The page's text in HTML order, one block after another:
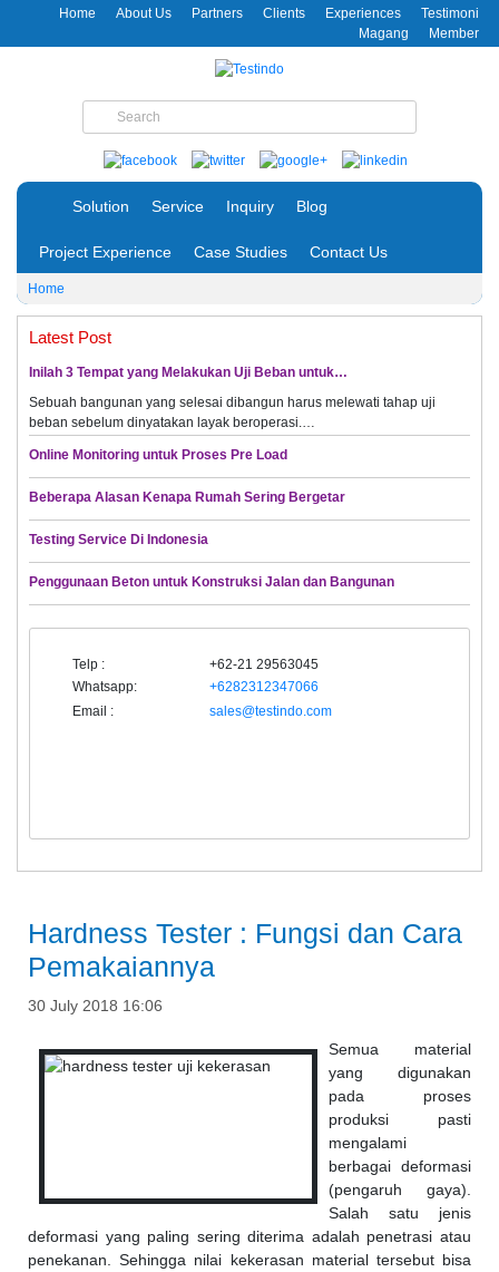
Home About Us Partners Clients Experiences
Testimoni
Magang
Member
Solution Service Inquiry Blog
Project Experience Case Studies Contact Us
Home
Latest Post
Inilah 3 Tempat yang Melakukan Uji Beban untuk…
Sebuah bangunan yang selesai dibangun harus melewati tahap uji
beban sebelum dinyatakan layak beroperasi.…
Online Monitoring untuk Proses Pre Load
Beberapa Alasan Kenapa Rumah Sering Bergetar
Testing Service Di Indonesia
Penggunaan Beton untuk Konstruksi Jalan dan Bangunan
Telp :
+62-21 29563045
Whatsapp:
+6282312347066
Email :
sales@testindo.com
Hardness Tester : Fungsi dan Cara
Pemakaiannya
30 July 2018 16:06
Semua material
yang digunakan
pada proses
produksi pasti
mengalami
berbagai deformasi
(pengaruh gaya).
Salah satu jenis
deformasi yang paling sering diterima adalah penetrasi atau
penekanan. Sehingga nilai kekerasan material tersebut bisa